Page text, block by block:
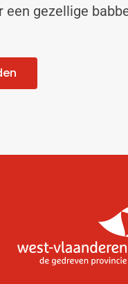
een gezellige